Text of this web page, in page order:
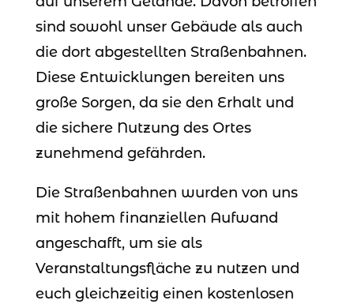
sind sowohl unser Gebäude als auch
die dort abgestellten Straßenbahnen.
Diese Entwicklungen bereiten uns
große Sorgen, da sie den Erhalt und
die sichere Nutzung des Ortes
zunehmend gefährden.
Die Straßenbahnen wurden von uns
mit hohem finanziellen Aufwand
angeschafft, um sie als
Veranstaltungsfläche zu nutzen und
euch gleichzeitig einen kostenlosen